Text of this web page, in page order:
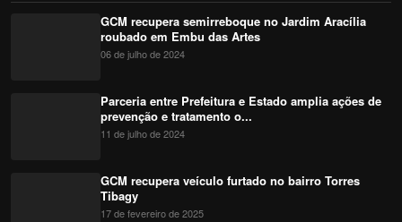
GCM recupera semirreboque no Jardim Aracília
roubado em Embu das Artes
06 de julho de 2024
Parceria entre Prefeitura e Estado amplia ações de
prevenção e tratamento o...
11 de julho de 2024
GCM recupera veículo furtado no bairro Torres
Tibagy
17 de fevereiro de 2025